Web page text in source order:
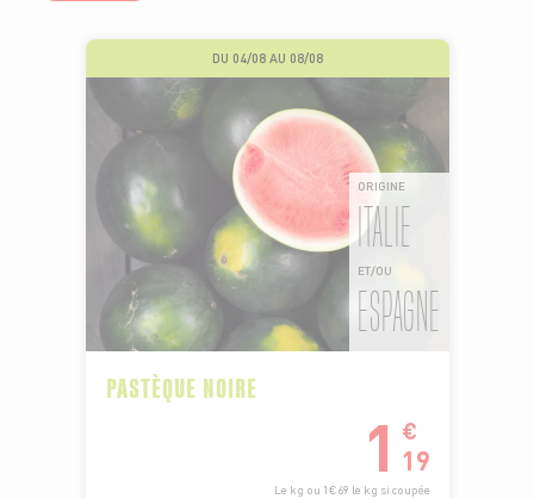
DU 04/08 AU 08/08
ORIGINE
ITALIE
ET/OU
ESPAGNE
PASTÈQUE NOIRE
1 €
19
Le kg ou 1€69 le kg si coupée